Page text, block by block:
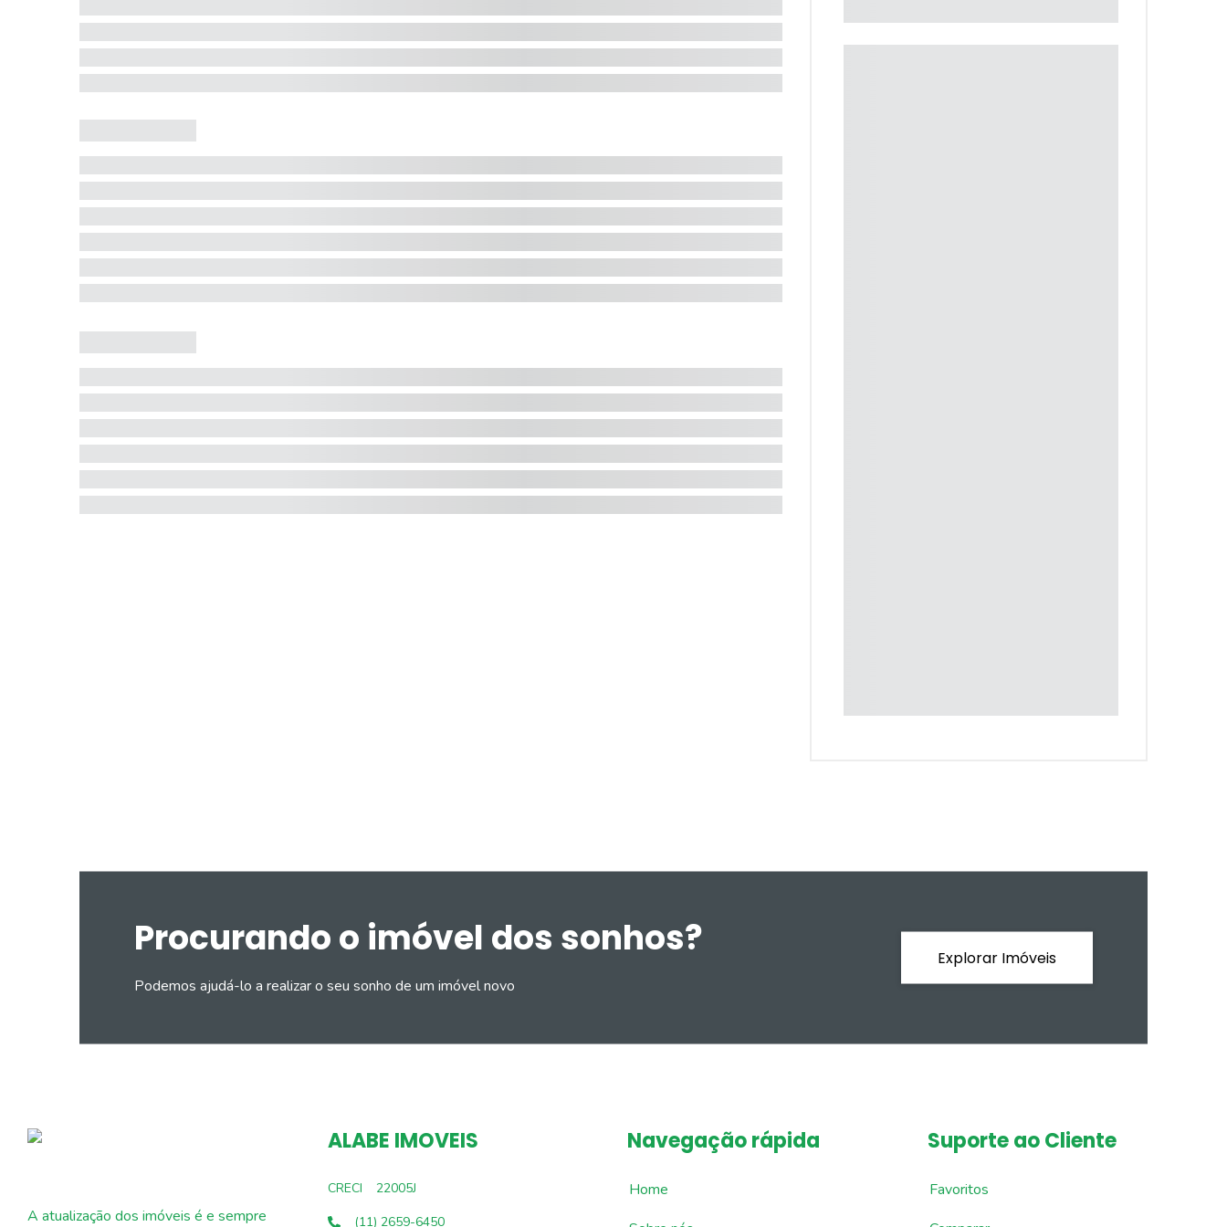
Procurando o imóvel dos sonhos?
Podemos ajudá-lo a realizar o seu sonho de um imóvel novo
Explorar Imóveis
A atualização dos imóveis é e sempre
ALABE IMOVEIS
CRECI
22005J
(11) 2659-6450
Navegação rápida
Home
Suporte ao Cliente
Favoritos